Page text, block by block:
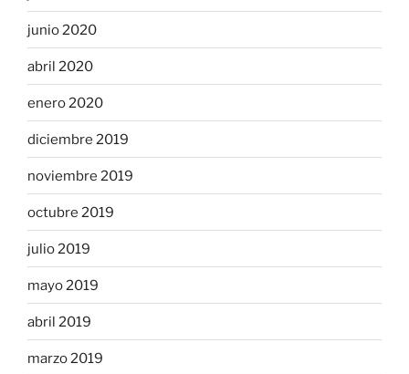
junio 2020
abril 2020
enero 2020
diciembre 2019
noviembre 2019
octubre 2019
julio 2019
mayo 2019
abril 2019
marzo 2019